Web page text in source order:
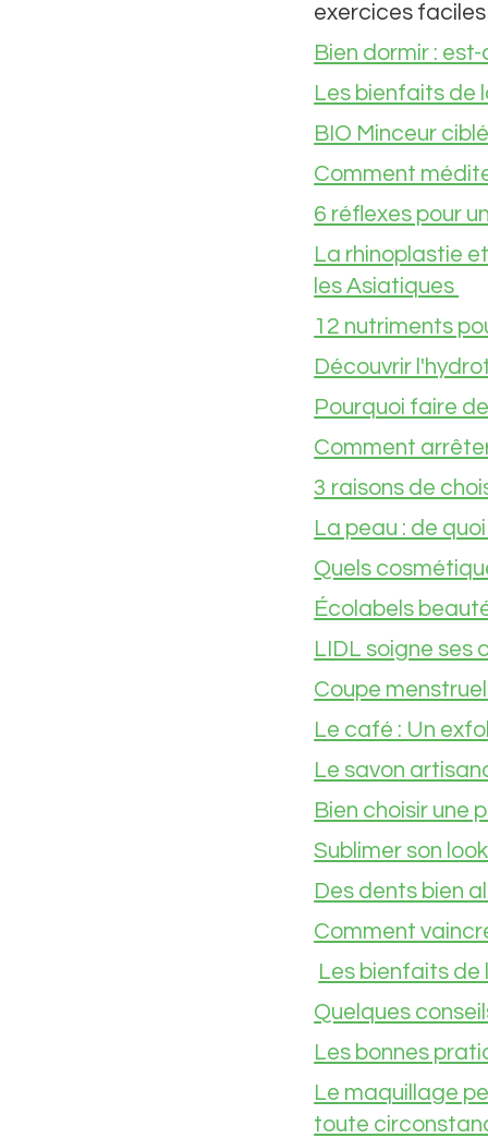
exercices
Bien dormir :
Les bienfaits de
BIO Minceur
Comment
6 réflexes pour
La rhinoplastie
les Asiatiques
12 nutriments
Découvrir
Pourquoi faire
Comment
3 raisons de
La peau : de
Quels
Écolabels
LIDL soigne ses
Coupe
Le café : Un
Le savon
Bien choisir une
Sublimer son
Des dents bien
Comment
Les bienfaits de
Quelques
Les bonnes
Le maquillage
toute